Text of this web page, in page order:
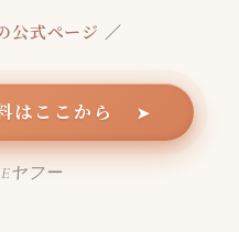
公式ページ ／
はここから ➤
ヤフー